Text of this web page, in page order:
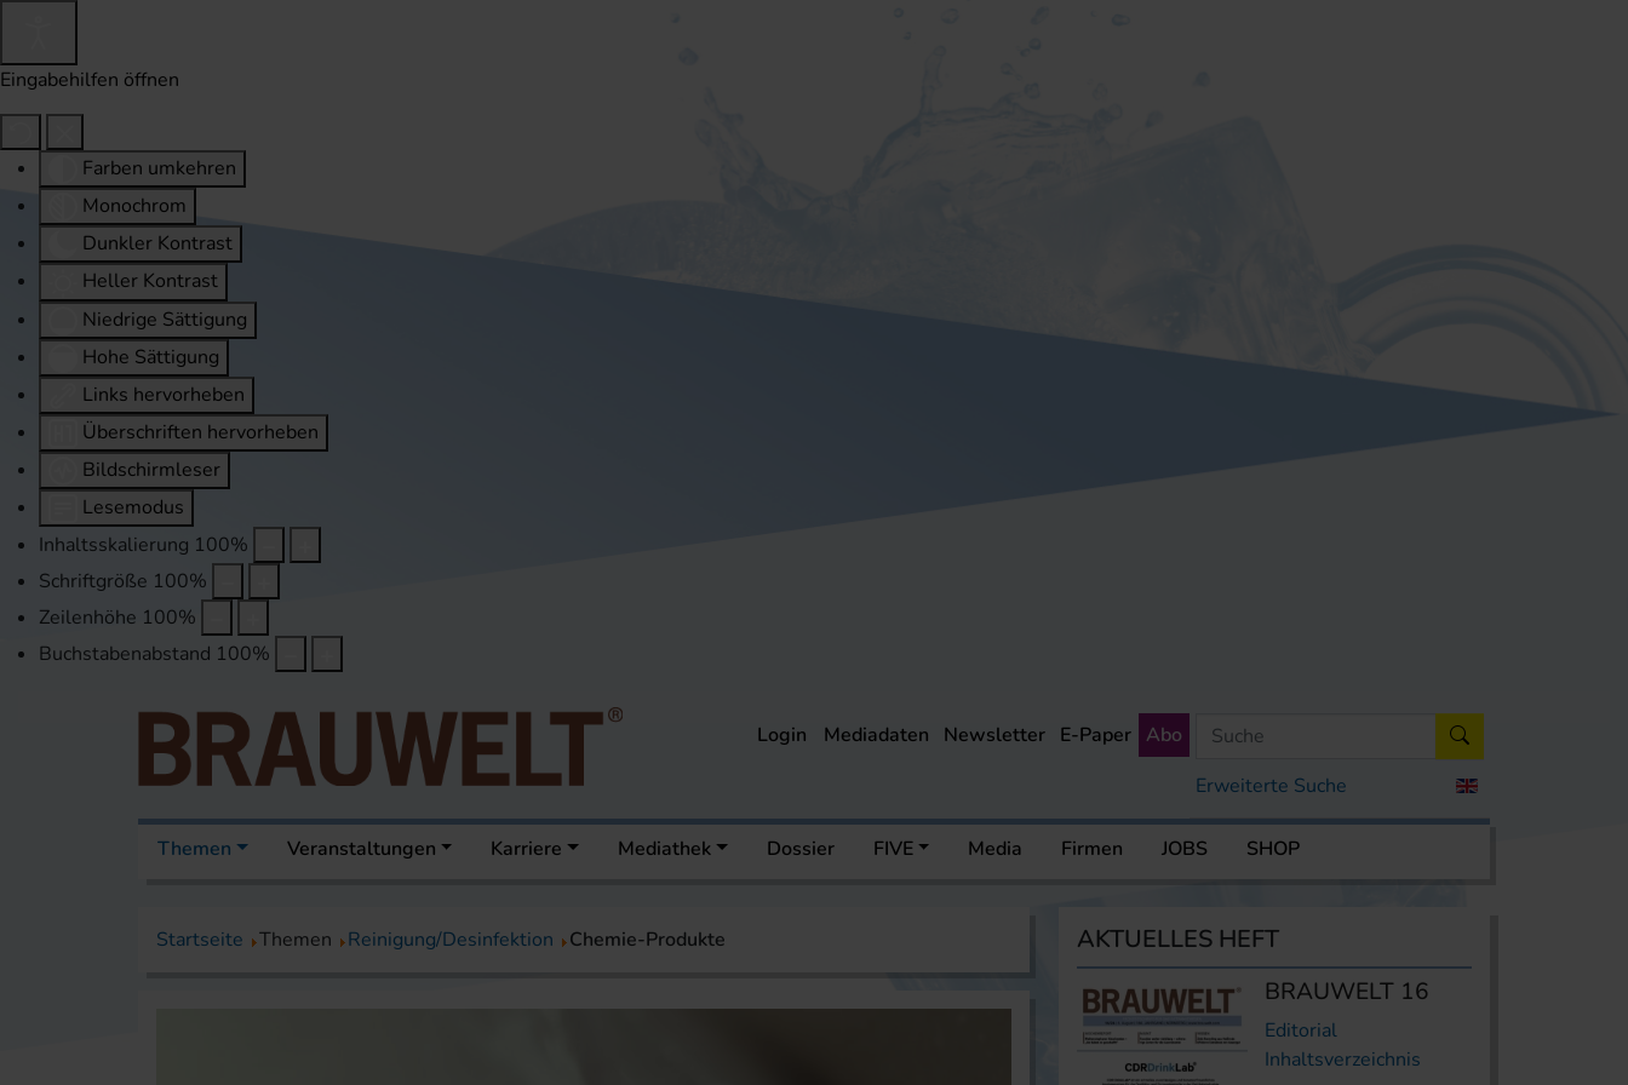
Eingabehilfen öffnen
Farben umkehren
Monochrom
Dunkler Kontrast
Heller Kontrast
Niedrige Sättigung
Hohe Sättigung
Links hervorheben
Überschriften hervorheben
Bildschirmleser
Lesemodus
Inhaltsskalierung 100%
Schriftgröße 100%
Zeilenhöhe 100%
Buchstabenabstand 100%
Erweiterte Suche
Login Mediadaten Newsletter E-Paper Abo
Themen Veranstaltungen Karriere Mediathek Dossier FIVE Media Firmen JOBS SHOP
Startseite Themen Reinigung/Desinfektion Chemie-Produkte AKTUELLES HEFT
BRAUWELT 16
Editorial
Inhaltsverzeichnis